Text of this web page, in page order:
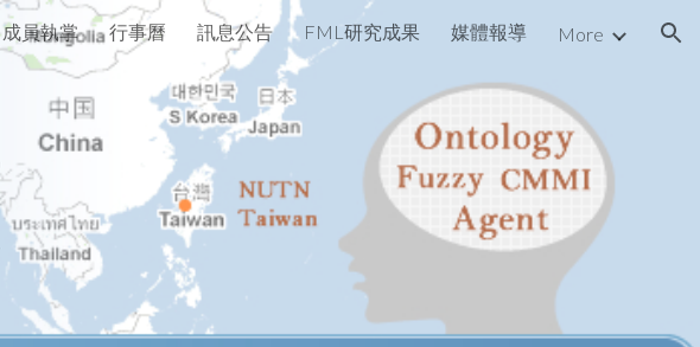
Skip to navigation
成員執掌 行事曆 訊息公告 FML研究成果 媒體報導 More